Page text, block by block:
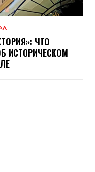
ЧТО
ИСТОРИЧЕСКОМ